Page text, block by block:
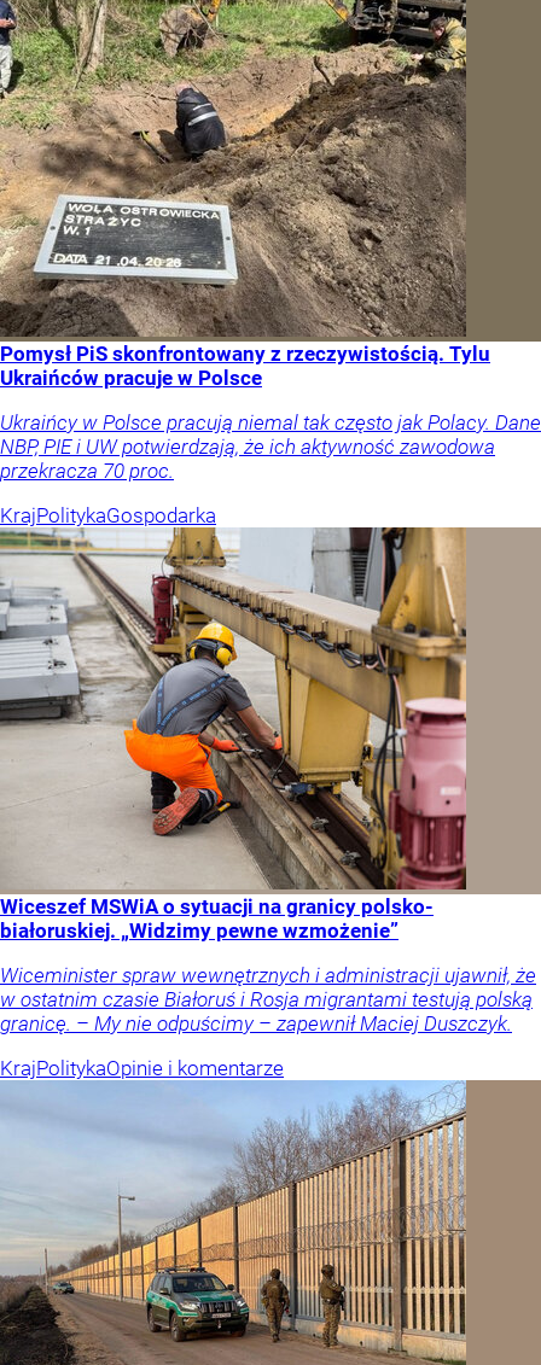
Pomysł PiS skonfrontowany z rzeczywistością. Tylu
Ukraińców pracuje w Polsce
Ukraińcy w Polsce pracują niemal tak często jak Polacy. Dane
NBP, PIE i UW potwierdzają, że ich aktywność zawodowa
przekracza 70 proc.
KrajPolitykaGospodarka
Wiceszef MSWiA o sytuacji na granicy polsko-
białoruskiej. „Widzimy pewne wzmożenie”
Wiceminister spraw wewnętrznych i administracji ujawnił, że
w ostatnim czasie Białoruś i Rosja migrantami testują polską
granicę. – My nie odpuścimy – zapewnił Maciej Duszczyk.
KrajPolitykaOpinie i komentarze